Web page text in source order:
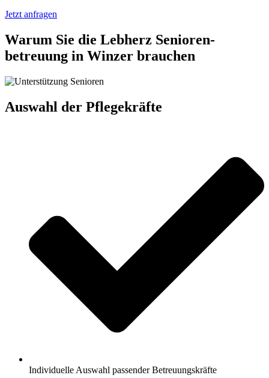
Jetzt anfragen
Warum Sie die Lebherz Senioren­
betreuung in Winzer brauchen
Auswahl der Pflegekräfte
Individuelle Auswahl passender Betreuungskräfte